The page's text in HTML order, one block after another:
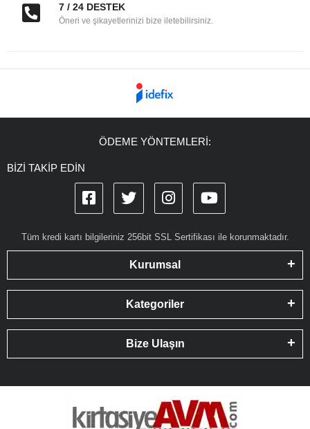
7 / 24 DESTEK
Öneri ve şikayetlerinizi bize iletebilirsiniz.
ÖDEME YÖNTEMLERİ:
BİZİ TAKİP EDİN
Tüm kredi kartı bilgileriniz 256bit SSL Sertifikası ile korunmaktadır.
Kurumsal
Kategoriler
Bize Ulaşın